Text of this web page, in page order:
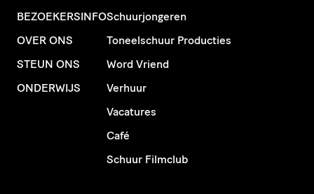
BEZOEKERSINFO
OVER ONS
STEUN ONS
ONDERWIJS
Schuurjongeren
Toneelschuur Producties
Word Vriend
Verhuur
Vacatures
Café
Schuur Filmclub